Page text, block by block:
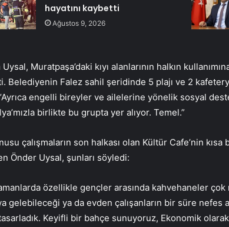
hayatını kaybetti
Ağustos 9, 2026
Uysal, Muratpaşa’daki kıyı alanlarının halkın
Belediyenin Falez sahil şeridinde 5 plajı ve 2
engelli bireyler ve ailelerine yönelik sosyal
birlikte bu grupta yer alıyor. Temel.”
çalışmaların son halkası olan Kültür Cafe’nin kısa
Önder Uysal, şunları söyledi:
özellikle gençler arasında kahvehaneler
gelebileceği ya da evden çalışanların bir süre nefes
Keyifli bir bahçe sunuyoruz, Ekonomik